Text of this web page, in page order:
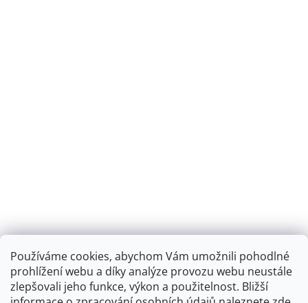
Používáme cookies, abychom Vám umožnili pohodlné
prohlížení webu a díky analýze provozu webu neustále
zlepšovali jeho funkce, výkon a použitelnost. Bližší